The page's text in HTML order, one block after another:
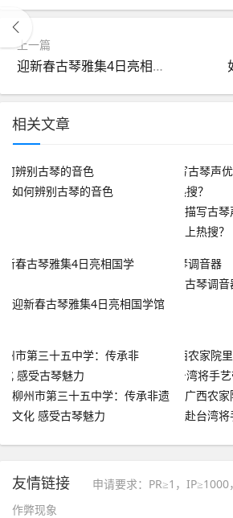
上一篇
迎新春古琴雅集4日亮相国学馆
相关文章
如何辨别古琴的音色
描写古
上热搜？
迎新春古琴雅集4日亮相国学馆
古琴调音
柳州市第三十五中学：传承非遗
文化 感受古琴魅力
广西农
赴台湾将
友情链接
申请要求：PR≥1，
作弊现象